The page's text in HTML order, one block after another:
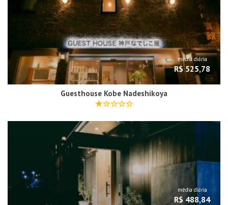
média diária
R$ 525,78
Guesthouse Kobe Nadeshikoya
média diária
R$ 488,84